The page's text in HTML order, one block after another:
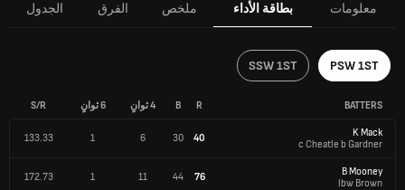
معلومات بطاقة الأداء ملخص الفرق الجدول
PSW 1ST
SSW 1ST
BATTERS
R
B 4 ثوانٍ 6 ثوانٍ S/R
K Mack
c Cheatle b Gardner
40
30
6
1
133.33
B Mooney
lbw Brown
76
44
11
1
172.73